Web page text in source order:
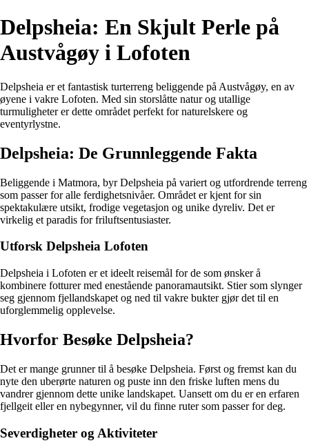
Delpsheia: En Skjult Perle på
Austvågøy i Lofoten
Delpsheia er et fantastisk turterreng beliggende på Austvågøy, en av
øyene i vakre Lofoten. Med sin storslåtte natur og utallige
turmuligheter er dette området perfekt for naturelskere og
eventyrlystne.
Delpsheia: De Grunnleggende Fakta
Beliggende i Matmora, byr Delpsheia på variert og utfordrende terreng
som passer for alle ferdighetsnivåer. Området er kjent for sin
spektakulære utsikt, frodige vegetasjon og unike dyreliv. Det er
virkelig et paradis for friluftsentusiaster.
Utforsk Delpsheia Lofoten
Delpsheia i Lofoten er et ideelt reisemål for de som ønsker å
kombinere fotturer med enestående panoramautsikt. Stier som slynger
seg gjennom fjellandskapet og ned til vakre bukter gjør det til en
uforglemmelig opplevelse.
Hvorfor Besøke Delpsheia?
Det er mange grunner til å besøke Delpsheia. Først og fremst kan du
nyte den uberørte naturen og puste inn den friske luften mens du
vandrer gjennom dette unike landskapet. Uansett om du er en erfaren
fjellgeit eller en nybegynner, vil du finne ruter som passer for deg.
Severdigheter og Aktiviteter